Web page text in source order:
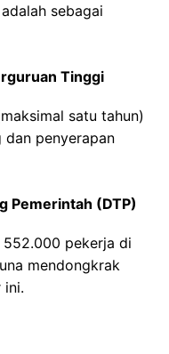
sebagai
Tinggi
satu tahun)
dan penyerapan
Pemerintah (DTP)
pekerja di
mendongkrak
ini.